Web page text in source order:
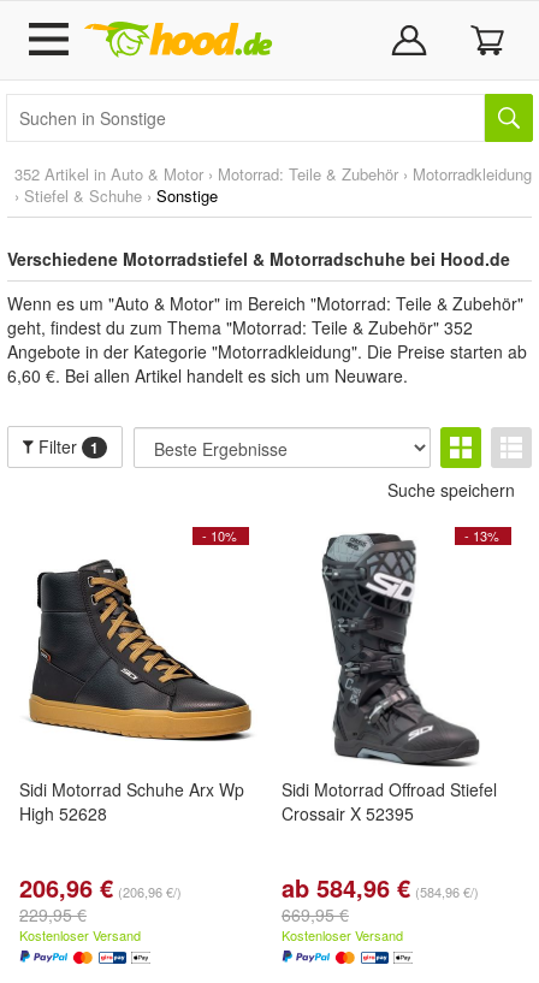
352 Artikel in Auto & Motor › Motorrad: Teile & Zubehör › Motorradkleidung
› Stiefel & Schuhe › Sonstige
Verschiedene Motorradstiefel & Motorradschuhe bei Hood.de
Wenn es um "Auto & Motor" im Bereich "Motorrad: Teile & Zubehör"
geht, findest du zum Thema "Motorrad: Teile & Zubehör" 352
Angebote in der Kategorie "Motorradkleidung". Die Preise starten ab
6,60 €. Bei allen Artikel handelt es sich um Neuware.
Filter 1
Suche speichern
- 10%
Sidi Motorrad Schuhe Arx Wp
High 52628
206,96 € (206,96 €/)
229,95 €
Kostenloser Versand
- 13%
Sidi Motorrad Offroad Stiefel
Crossair X 52395
ab 584,96 € (584,96 €/)
669,95 €
Kostenloser Versand